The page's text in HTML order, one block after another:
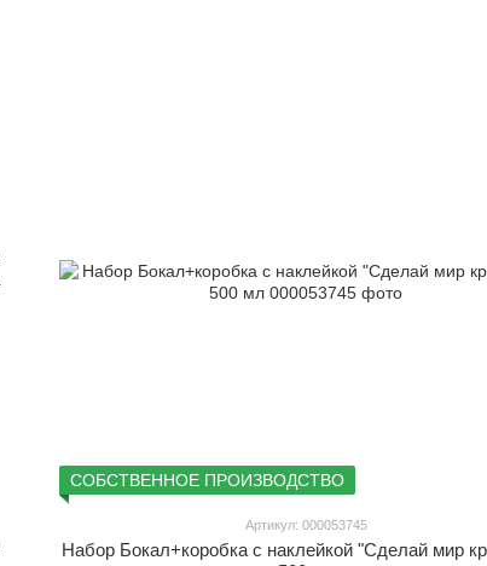
СОБСТВЕННОЕ ПРОИЗВОДСТВО
Артикул: 000053745
Набор Бокал+коробка с наклейкой "Сделай мир